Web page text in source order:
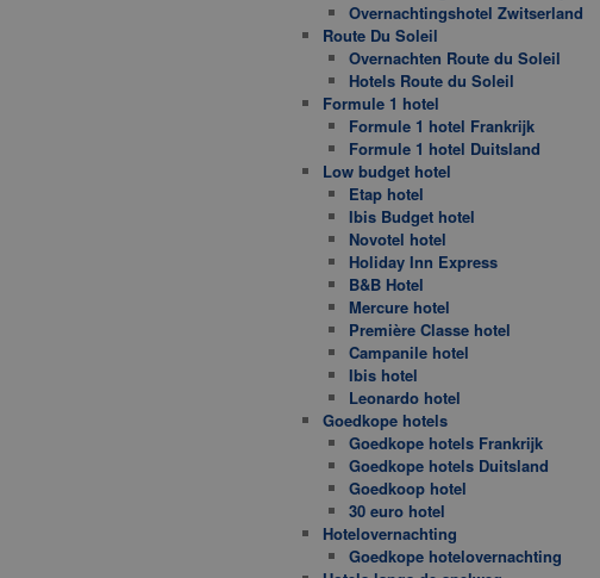
Overnachtingshotel Zwitserland
Route Du Soleil
Overnachten Route du Soleil
Hotels Route du Soleil
Formule 1 hotel
Formule 1 hotel Frankrijk
Formule 1 hotel Duitsland
Low budget hotel
Etap hotel
Ibis Budget hotel
Novotel hotel
Holiday Inn Express
B&B Hotel
Mercure hotel
Première Classe hotel
Campanile hotel
Ibis hotel
Leonardo hotel
Goedkope hotels
Goedkope hotels Frankrijk
Goedkope hotels Duitsland
Goedkoop hotel
30 euro hotel
Hotelovernachting
Goedkope hotelovernachting